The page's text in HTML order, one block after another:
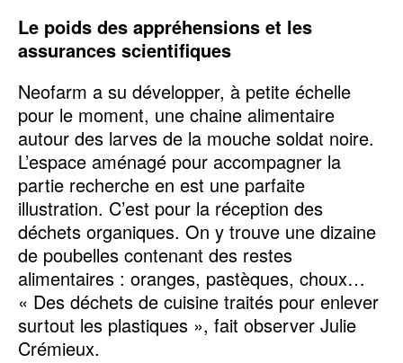
Le poids des appréhensions et les
assurances scientifiques
Neofarm a su développer, à petite échelle
pour le moment, une chaine alimentaire
autour des larves de la mouche soldat noire.
L’espace aménagé pour accompagner la
partie recherche en est une parfaite
illustration. C’est pour la réception des
déchets organiques. On y trouve une dizaine
de poubelles contenant des restes
alimentaires : oranges, pastèques, choux…
« Des déchets de cuisine traités pour enlever
surtout les plastiques », fait observer Julie
Crémieux.